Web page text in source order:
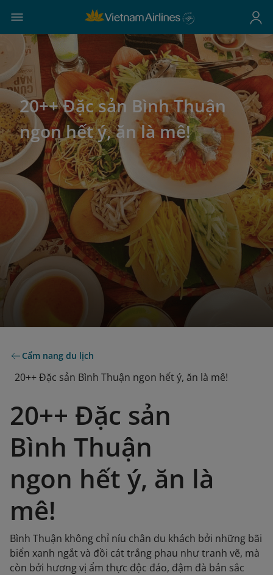
20++ Đặc sản Bình Thuận
ngon hết ý, ăn là mê!
Cẩm nang du lịch
20++ Đặc sản Bình Thuận ngon hết ý, ăn là mê!
20++ Đặc sản
Bình Thuận
ngon hết ý, ăn là
mê!
Bình Thuận không chỉ níu chân du khách bởi những bãi
biển xanh ngắt và đồi cát trắng phau như tranh vẽ, mà
còn bởi hương vị ẩm thực độc đáo, đậm đà bản sắc